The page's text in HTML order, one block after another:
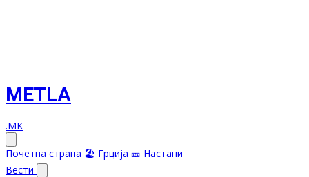
METLA
.MK
Почетна страна 🏖️ Грција 🎫 Настани
Вести